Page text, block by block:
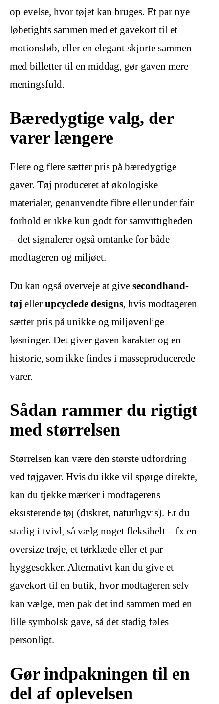
oplevelse, hvor tøjet kan bruges. Et par nye
løbetights sammen med et gavekort til et
motionsløb, eller en elegant skjorte sammen
med billetter til en middag, gør gaven mere
meningsfuld.
Bæredygtige valg, der
varer længere
Flere og flere sætter pris på bæredygtige
gaver. Tøj produceret af økologiske
materialer, genanvendte fibre eller under fair
forhold er ikke kun godt for samvittigheden
– det signalerer også omtanke for både
modtageren og miljøet.
Du kan også overveje at give secondhand-
tøj eller upcyclede designs, hvis modtageren
sætter pris på unikke og miljøvenlige
løsninger. Det giver gaven karakter og en
historie, som ikke findes i masseproducerede
varer.
Sådan rammer du rigtigt
med størrelsen
Størrelsen kan være den største udfordring
ved tøjgaver. Hvis du ikke vil spørge direkte,
kan du tjekke mærker i modtagerens
eksisterende tøj (diskret, naturligvis). Er du
stadig i tvivl, så vælg noget fleksibelt – fx en
oversize trøje, et tørklæde eller et par
hyggesokker. Alternativt kan du give et
gavekort til en butik, hvor modtageren selv
kan vælge, men pak det ind sammen med en
lille symbolsk gave, så det stadig føles
personligt.
Gør indpakningen til en
del af oplevelsen